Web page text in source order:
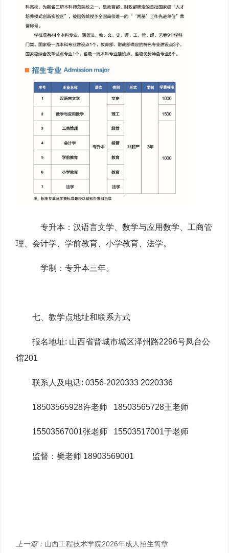
专升本：汉语言文学、数学与应用数学、工商管
理、会计学、学前教育、小学教育、法学。
学制：专升本三年。
七、教学点地址和联系方式
报名地址: 山西省晋城市城区泽州路2296号凤台公
馆201
联系人及电话: 0356-2020333 2020336
18503565928许老师 18503565728王老师
15503567001张老师 15503517001于老师
监督：樊老师 18903569001
上一篇： 山西工程技术学院2026年成人招生简章